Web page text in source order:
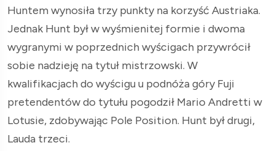
Huntem wynosiła trzy punkty na korzyść Austriaka.
Jednak Hunt był w wyśmienitej formie i dwoma
wygranymi w poprzednich wyścigach przywrócił
sobie nadzieję na tytuł mistrzowski. W
kwalifikacjach do wyścigu u podnóża góry Fuji
pretendentów do tytułu pogodził Mario Andretti w
Lotusie, zdobywając Pole Position. Hunt był drugi,
Lauda trzeci.